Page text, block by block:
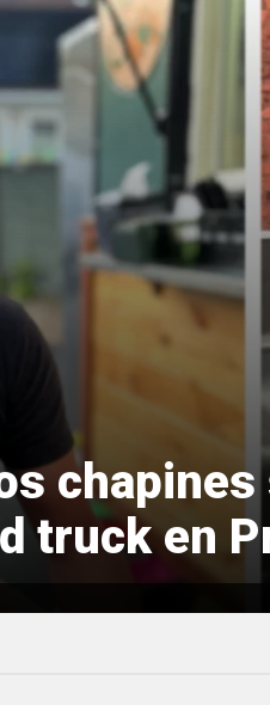
chapines
truck en